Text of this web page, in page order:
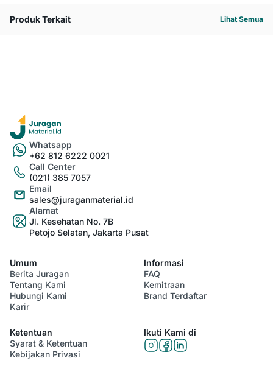
Produk Terkait Lihat Semua
Whatsapp
+62 812 6222 0021
Call Center
(021) 385 7057
Email
sales@juraganmaterial.id
Alamat
Jl. Kesehatan No. 7B
Petojo Selatan, Jakarta Pusat
Umum
Berita Juragan
Tentang Kami
Hubungi Kami
Karir
Informasi
FAQ
Kemitraan
Brand Terdaftar
Ketentuan
Syarat & Ketentuan
Kebijakan Privasi
Ikuti Kami di